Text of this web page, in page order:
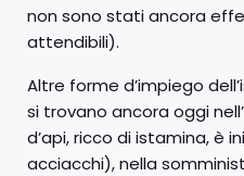
non sono stati ancora
attendibili).
Altre forme d’impiego
si trovano ancora oggi
d’api, ricco di istamina, è
acciacchi), nella